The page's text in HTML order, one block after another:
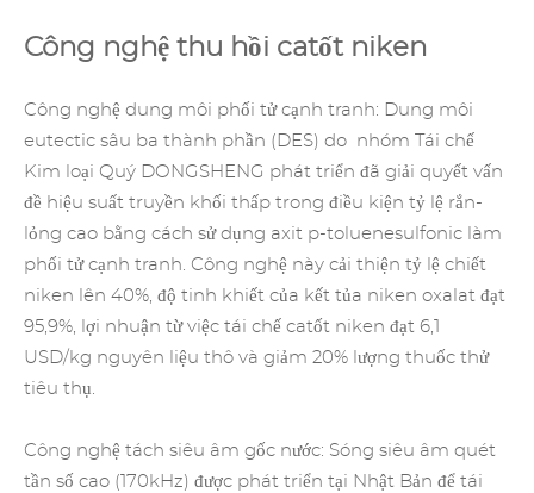
Công nghệ thu hồi catốt niken
Công nghệ dung môi phối tử cạnh tranh: Dung môi
eutectic sâu ba thành phần (DES) do nhóm
Tái chế
Kim loại Quý DONGSHENG phát triển đã giải quyết vấn
đề hiệu suất truyền khối thấp trong điều kiện tỷ lệ rắn-
lỏng cao bằng cách sử dụng axit p-toluenesulfonic làm
phối tử cạnh tranh. Công nghệ này cải thiện tỷ lệ chiết
niken lên 40%, độ tinh khiết của kết tủa niken oxalat đạt
95,9%, lợi nhuận từ việc tái chế catốt niken đạt 6,1
USD/kg nguyên liệu thô và giảm 20% lượng thuốc thử
tiêu thụ.
Công nghệ tách siêu âm gốc nước: Sóng siêu âm quét
tần số cao (170kHz) được phát triển tại Nhật Bản để tái